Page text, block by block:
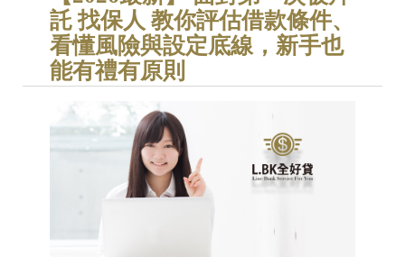
託 找保人 教你評估借款條件、
看懂風險與設定底線，新手也
能有禮有原則